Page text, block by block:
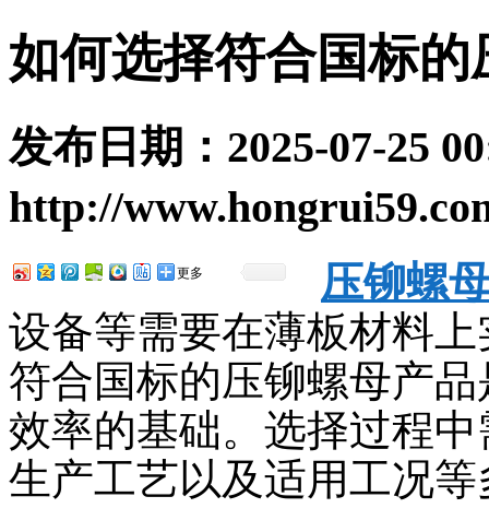
如何选择符合国标
发布日期： 2025-07-25
http://
更多
压铆螺
设备等需要在薄板材料
符合国标的压铆螺母产
效率的基础。选择过程
生产工艺以及适用工况